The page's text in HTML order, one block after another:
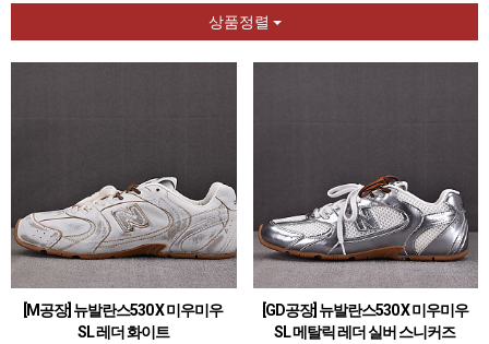
상품정렬
[M공장] 뉴발란스530 X 미우미우
SL 레더 화이트
[GD공장] 뉴발란스530 X 미우미우
SL 메탈릭 레더 실버 스니커즈